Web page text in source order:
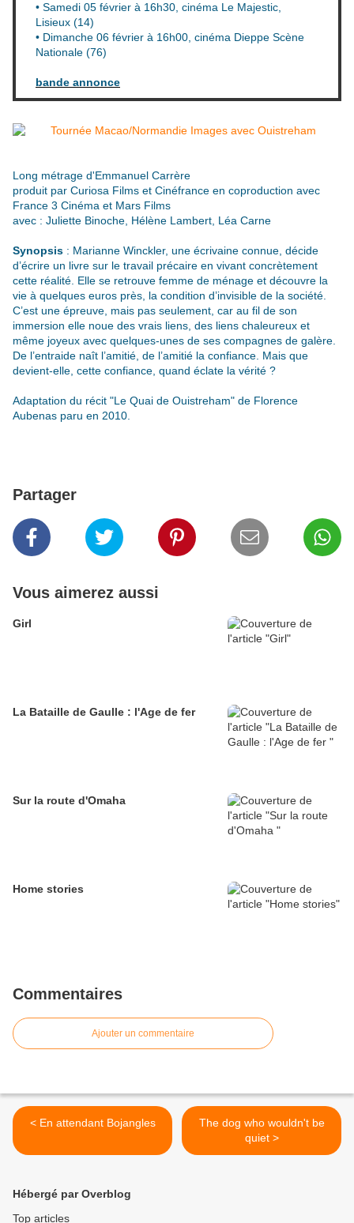
• Samedi 05 février à 16h30, cinéma Le Majestic,
Lisieux (14)
• Dimanche 06 février à 16h00, cinéma Dieppe Scène
Nationale (76)
bande annonce
Long métrage d'Emmanuel Carrère
produit par Curiosa Films et Cinéfrance en coproduction avec
France 3 Cinéma et Mars Films
avec : Juliette Binoche, Hélène Lambert, Léa Carne
Synopsis : Marianne Winckler, une écrivaine connue, décide
d’écrire un livre sur le travail précaire en vivant concrètement
cette réalité. Elle se retrouve femme de ménage et découvre la
vie à quelques euros près, la condition d’invisible de la société.
C’est une épreuve, mais pas seulement, car au fil de son
immersion elle noue des vrais liens, des liens chaleureux et
même joyeux avec quelques-unes de ses compagnes de galère.
De l’entraide naît l’amitié, de l’amitié la confiance. Mais que
devient-elle, cette confiance, quand éclate la vérité ?
Adaptation du récit "Le Quai de Ouistreham" de Florence
Aubenas paru en 2010.
Partager
Vous aimerez aussi
Girl
La Bataille de Gaulle : l'Age de fer
Sur la route d'Omaha
Home stories
Commentaires
Ajouter un commentaire
< En attendant Bojangles
The dog who wouldn't be
quiet >
Hébergé par Overblog
Top articles